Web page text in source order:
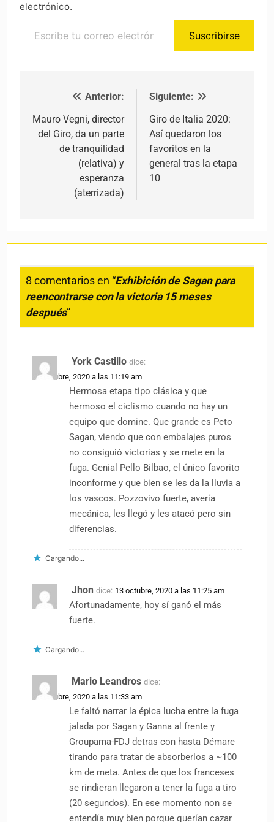
electrónico.
Escribe tu correo electrónico…
Suscribirse
Navegación de entradas
Anterior:
Mauro Vegni, director
del Giro, da un parte
de tranquilidad
(relativa) y
esperanza
(aterrizada)
Siguiente:
Giro de Italia 2020:
Así quedaron los
favoritos en la
general tras la etapa
10
8 comentarios en “Exhibición de Sagan para
reencontrarse con la victoria 15 meses
después”
York Castillo dice:
13 octubre, 2020 a las 11:19 am
Hermosa etapa tipo clásica y que
hermoso el ciclismo cuando no hay un
equipo que domine. Que grande es Peto
Sagan, viendo que con embalajes puros
no consiguió victorias y se mete en la
fuga. Genial Pello Bilbao, el único favorito
inconforme y que bien se les da la lluvia a
los vascos. Pozzovivo fuerte, avería
mecánica, les llegó y les atacó pero sin
diferencias.
Cargando...
Jhon dice: 13 octubre, 2020 a las 11:25 am
Afortunadamente, hoy sí ganó el más
fuerte.
Cargando...
Mario Leandros dice:
13 octubre, 2020 a las 11:33 am
Le faltó narrar la épica lucha entre la fuga
jalada por Sagan y Ganna al frente y
Groupama-FDJ detras con hasta Démare
tirando para tratar de absorberlos a ~100
km de meta. Antes de que los franceses
se rindieran llegaron a tener la fuga a tiro
(20 segundos). En ese momento non se
entendía muy bien porque querían cazar